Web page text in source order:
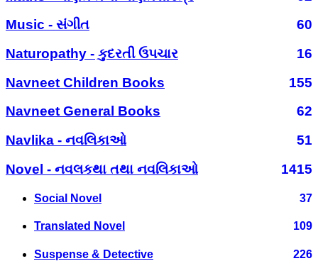
Music - સંગીત
60
Naturopathy - કુદરતી ઉપચાર
16
Navneet Children Books
155
Navneet General Books
62
Navlika - નવલિકાઓ
51
Novel - નવલકથા તથા નવલિકાઓ
1415
Social Novel 37
Translated Novel 109
Suspense & Detective 226